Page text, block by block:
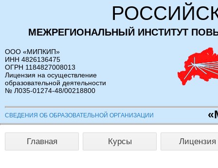
МЕЖРЕГИОНАЛЬНЫЙ ИНСТИТУТ
ООО «МИПКИП»
ИНН 4826136475
ОГРН 1184827008013
Лицензия на осуществление
образовательной деятельности
№ Л035-01274-48/00218800
СВЕДЕНИЯ ОБ ОБРАЗОВАТЕЛЬНОЙ ОРГАНИЗАЦИИ
Главная Курсы Лицензия